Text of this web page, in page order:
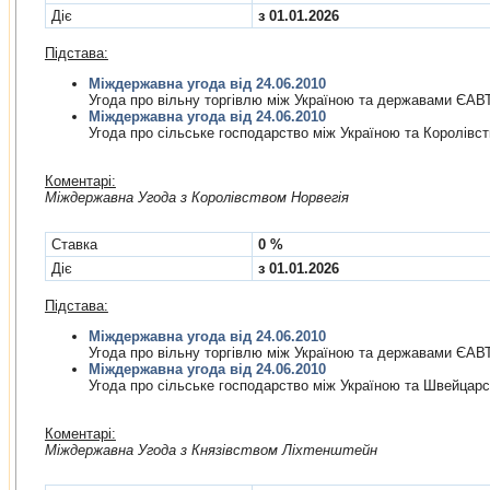
Діє
з 01.01.2026
Підстава:
Міждержавна угода від 24.06.2010
Угода про вiльну торгiвлю мiж Україною та державами
Міждержавна угода від 24.06.2010
Угода про сiльське господарство мiж Україною та
Коментарі:
Мiждержавна Угода з Королiвством Норвегія
Cтавка
0 %
Діє
з 01.01.2026
Підстава:
Міждержавна угода від 24.06.2010
Угода про вiльну торгiвлю мiж Україною та державами
Міждержавна угода від 24.06.2010
Угода про сiльське господарство мiж Україною та
Коментарі:
Мiждержавна Угода з Князiвством Лiхтенштейн